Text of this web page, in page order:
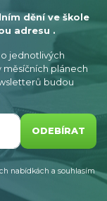
dění ve škole
adresu .
jednotlivých
měsíčních plánech
budou
ODEBÍRAT
nabídkách a souhlasím